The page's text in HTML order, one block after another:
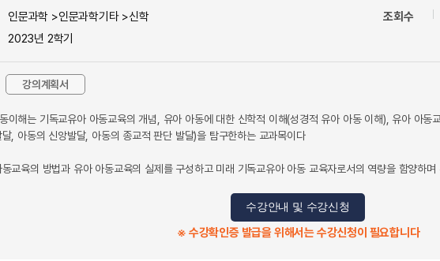
인문과학 >인문과학기타 >신학
2023년 2학기
조회수
강의계획서
이해는 기독교유아 아동교육의 개념, 유아 아동에 대한 신학적 이해(성경적 유아 아동 이해), 유아 아
, 아동의 신앙발달, 아동의 종교적 판단 발달)을 탐구한하는 교과목이다
교육의 방법과 유아 아동교육의 실제를 구성하고 미래 기독교유아 아동 교육자로서의 역량을 함양하
수강안내 및 수강신청
※ 수강확인증 발급을 위해서는 수강신청이 필요합니다